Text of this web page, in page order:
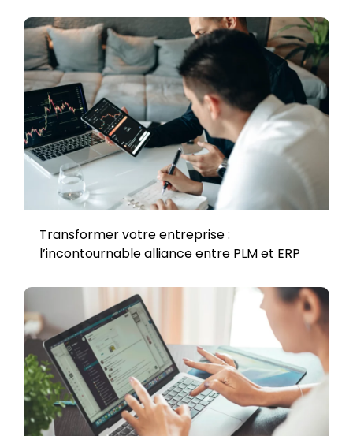
Transformer votre entreprise :
l’incontournable alliance entre PLM et ERP